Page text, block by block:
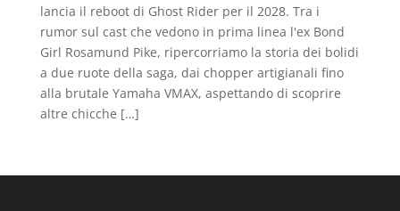
lancia il reboot di Ghost Rider per il 2028. Tra i
rumor sul cast che vedono in prima linea l'ex Bond
Girl Rosamund Pike, ripercorriamo la storia dei bolidi
a due ruote della saga, dai chopper artigianali fino
alla brutale Yamaha VMAX, aspettando di scoprire
altre chicche […]